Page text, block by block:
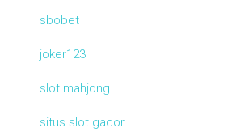
sbobet
joker123
slot mahjong
situs slot gacor